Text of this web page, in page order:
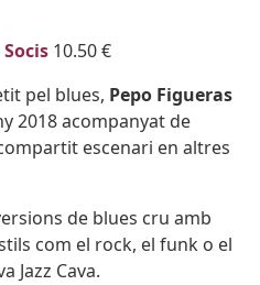
Socis 10.50 €
pel blues, Pepo Figueras
2018 acompanyat de
escenari en altres
de blues cru amb
com el rock, el funk o el
Jazz Cava.